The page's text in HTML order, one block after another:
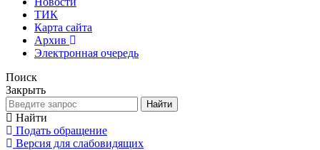
ТИК
Карта сайта
Архив
Электронная очередь
Поиск
Закрыть
Найти
Найти
Подать обращение
Версия для слабовидящих